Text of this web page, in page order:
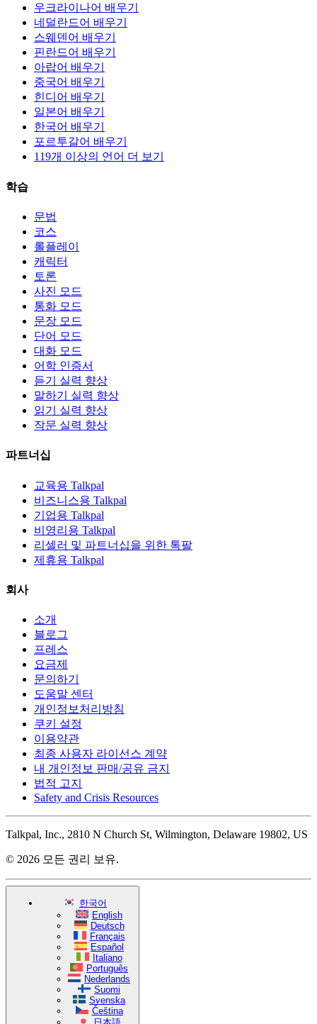
우크라이나어 배우기
네덜란드어 배우기
스웨덴어 배우기
핀란드어 배우기
아랍어 배우기
중국어 배우기
힌디어 배우기
일본어 배우기
한국어 배우기
포르투갈어 배우기
119개 이상의 언어 더 보기
학습
문법
코스
롤플레이
캐릭터
토론
사진 모드
통화 모드
문장 모드
단어 모드
대화 모드
어학 인증서
듣기 실력 향상
말하기 실력 향상
읽기 실력 향상
작문 실력 향상
파트너십
교육용 Talkpal
비즈니스용 Talkpal
기업용 Talkpal
비영리용 Talkpal
리셀러 및 파트너십을 위한 톡팔
제휴용 Talkpal
회사
소개
블로그
프레스
요금제
문의하기
도움말 센터
개인정보처리방침
쿠키 설정
이용약관
최종 사용자 라이선스 계약
내 개인정보 판매/공유 금지
법적 고지
Safety and Crisis Resources
Talkpal, Inc., 2810 N Church St, Wilmington, Delaware 19802, US
© 2026 모든 권리 보유.
한국어
English
Deutsch
Français
Español
Italiano
Português
Nederlands
Suomi
Svenska
Čeština